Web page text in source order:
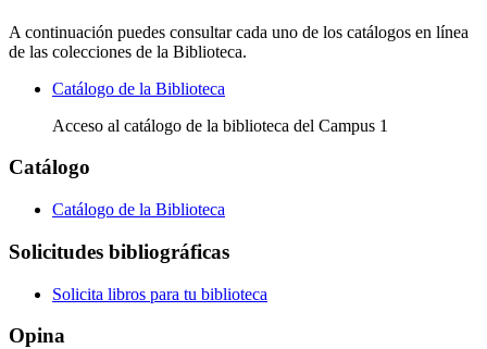
A continuación puedes consultar cada uno de los catálogos en línea
de las colecciones de la Biblioteca.
Catálogo de la Biblioteca
Acceso al catálogo de la biblioteca del Campus 1
Catálogo
Catálogo de la Biblioteca
Solicitudes bibliográficas
Solicita libros para tu biblioteca
Opina